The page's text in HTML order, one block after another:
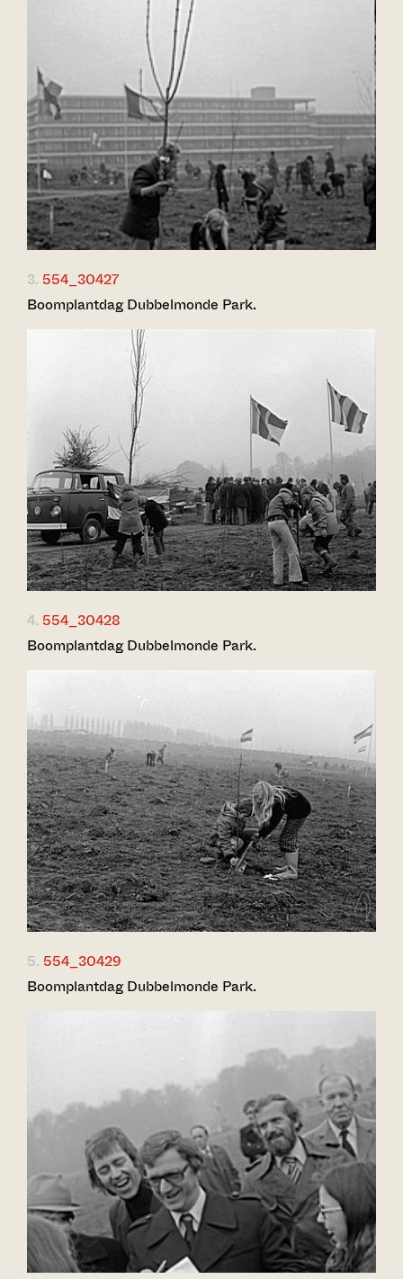
3. 554_30427
Boomplantdag Dubbelmonde Park.
4. 554_30428
Boomplantdag Dubbelmonde Park.
5. 554_30429
Boomplantdag Dubbelmonde Park.